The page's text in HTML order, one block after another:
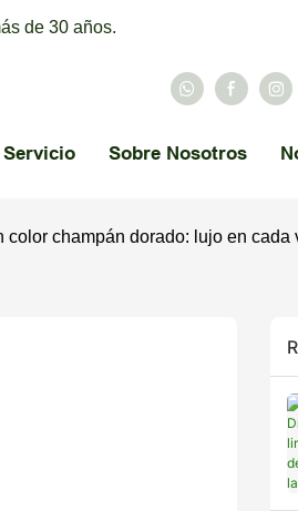
de 30 años.
Servicio Sobre Nosotros
champán dorado: lujo en cada